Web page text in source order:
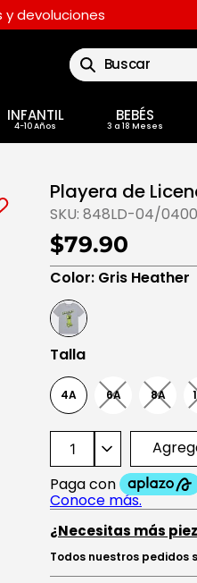
y devoluciones
Buscar
INFANTIL BEBÉS
Playera de
SKU: 848LD-04/
$79.90
Color: Gris Heather
Talla
4A 6A 8A
¿Necesitas más
Todos nuestros pedidos